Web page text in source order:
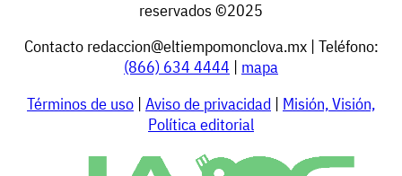
reservados ©2025
Contacto redaccion@eltiempomonclova.mx| Teléfono:
(866) 634 4444 | mapa
Términos de uso | Aviso de privacidad | Misión, Visión,
Política editorial